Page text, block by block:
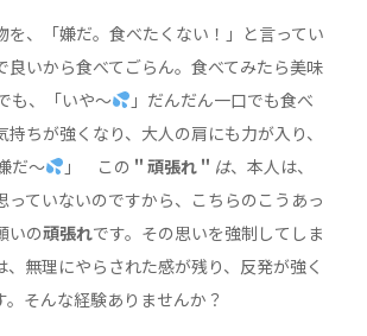
を、「嫌だ。食べたくない！」と言ってい
良いから食べてごらん。食べてみたら美味
も、「いや〜
」だんだん一口でも食べ
ちが強くなり、大人の肩にも力が入り、
だ〜 」 この ＂頑張れ＂ は、本人は、
っていないのですから、こちらのこうあっ
いの頑張れです。その思いを強制してしま
、無理にやらされた感が残り、反発が強く
。そんな経験ありませんか？